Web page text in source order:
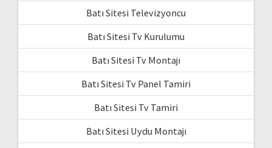
Batı Sitesi Televizyoncu
Batı Sitesi Tv Kurulumu
Batı Sitesi Tv Montajı
Batı Sitesi Tv Panel Tamiri
Batı Sitesi Tv Tamiri
Batı Sitesi Uydu Montajı